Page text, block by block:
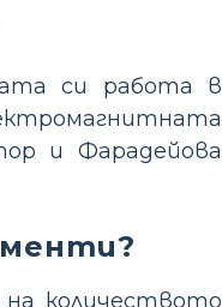
си работа в
и Фарадейова
на количеството